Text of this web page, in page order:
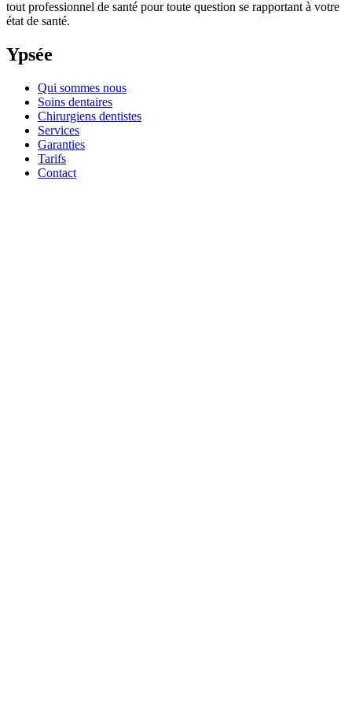
tout professionnel de santé pour toute question se rapportant à votre
état de santé.
Ypsée
Qui sommes nous
Soins dentaires
Chirurgiens dentistes
Services
Garanties
Tarifs
Contact